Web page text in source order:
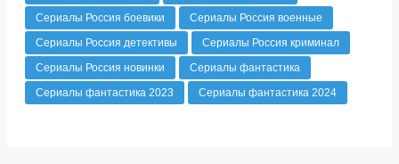
Сериалы Россия боевики
Сериалы Россия военные
Сериалы Россия детективы
Сериалы Россия криминал
Сериалы Россия новинки
Сериалы фантастика
Сериалы фантастика 2023
Сериалы фантастика 2024